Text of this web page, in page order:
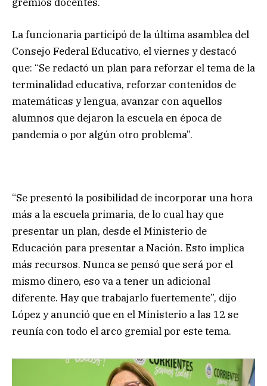
La funcionaria participó de la última asamblea del
Consejo Federal Educativo, el viernes y destacó
que: “Se redactó un plan para reforzar el tema de la
terminalidad educativa, reforzar contenidos de
matemáticas y lengua, avanzar con aquellos
alumnos que dejaron la escuela en época de
pandemia o por algún otro problema”.
“Se presentó la posibilidad de incorporar una hora
más a la escuela primaria, de lo cual hay que
presentar un plan, desde el Ministerio de
Educación para presentar a Nación. Esto implica
más recursos. Nunca se pensó que será por el
mismo dinero, eso va a tener un adicional
diferente. Hay que trabajarlo fuertemente”, dijo
López y anunció que en el Ministerio a las 12 se
reunía con todo el arco gremial por este tema.